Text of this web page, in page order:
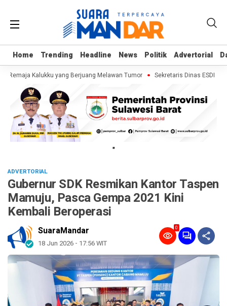
Home Trending Headline News Politik Advertorial
Home Trending Headline News Politik Advertorial
Kalukku yang Berjuang Melawan Tumor Sekretaris Dinas ESDM
"
ADVERTORIAL
Gubernur SDK Resmikan Kantor Taspen
Mamuju, Pasca Gempa 2021 Kini
Kembali Beroperasi
SuaraMandar
18 Jun 2026 - 17:56 WIT
0